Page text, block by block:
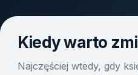
Kiedy warto
Najczęściej wtedy, gdy